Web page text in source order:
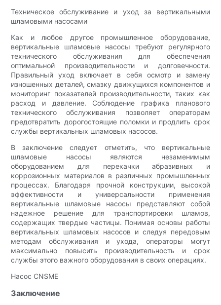
Техническое обслуживание и уход за вертикальными
шламовыми насосами
Как и любое другое промышленное оборудование,
вертикальные шламовые насосы требуют регулярного
технического обслуживания для обеспечения
оптимальной производительности и долговечности.
Правильный уход включает в себя осмотр и замену
изношенных деталей, смазку движущихся компонентов и
мониторинг показателей производительности, таких как
расход и давление. Соблюдение графика планового
технического обслуживания позволяет операторам
предотвратить дорогостоящие поломки и продлить срок
службы вертикальных шламовых насосов.
В заключение следует отметить, что вертикальные
шламовые насосы являются незаменимым
оборудованием для перекачки абразивных и
коррозионных материалов в различных промышленных
процессах. Благодаря прочной конструкции, высокой
эффективности и универсальности применения
вертикальные шламовые насосы представляют собой
надежное решение для транспортировки шламов,
содержащих твердые частицы. Понимая основы работы
вертикальных шламовых насосов и следуя передовым
методам обслуживания и ухода, операторы могут
максимально повысить производительность и срок
службы этого важного оборудования в своих операциях.
Насос CNSME
Заключение